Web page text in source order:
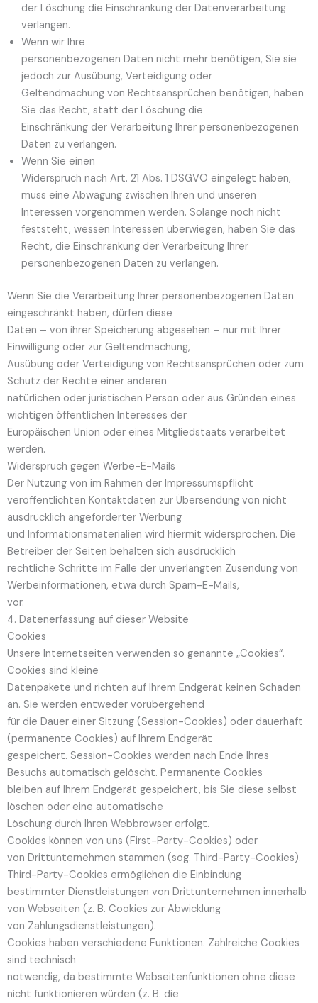
der Löschung die Einschränkung der Datenverarbeitung
verlangen.
Wenn wir Ihre
personenbezogenen Daten nicht mehr benötigen, Sie sie
jedoch zur Ausübung, Verteidigung oder
Geltendmachung von Rechtsansprüchen benötigen, haben
Sie das Recht, statt der Löschung die
Einschränkung der Verarbeitung Ihrer personenbezogenen
Daten zu verlangen.
Wenn Sie einen
Widerspruch nach Art. 21 Abs. 1 DSGVO eingelegt haben,
muss eine Abwägung zwischen Ihren und unseren
Interessen vorgenommen werden. Solange noch nicht
feststeht, wessen Interessen überwiegen, haben Sie das
Recht, die Einschränkung der Verarbeitung Ihrer
personenbezogenen Daten zu verlangen.
Wenn Sie die Verarbeitung Ihrer personenbezogenen Daten
eingeschränkt haben, dürfen diese
Daten – von ihrer Speicherung abgesehen – nur mit Ihrer
Einwilligung oder zur Geltendmachung,
Ausübung oder Verteidigung von Rechtsansprüchen oder zum
Schutz der Rechte einer anderen
natürlichen oder juristischen Person oder aus Gründen eines
wichtigen öffentlichen Interesses der
Europäischen Union oder eines Mitgliedstaats verarbeitet
werden.
Widerspruch gegen Werbe-E-Mails
Der Nutzung von im Rahmen der Impressumspflicht
veröffentlichten Kontaktdaten zur Übersendung von nicht
ausdrücklich angeforderter Werbung
und Informationsmaterialien wird hiermit widersprochen. Die
Betreiber der Seiten behalten sich ausdrücklich
rechtliche Schritte im Falle der unverlangten Zusendung von
Werbeinformationen, etwa durch Spam-E-Mails,
vor.
4. Datenerfassung auf dieser Website
Cookies
Unsere Internetseiten verwenden so genannte „Cookies“.
Cookies sind kleine
Datenpakete und richten auf Ihrem Endgerät keinen Schaden
an. Sie werden entweder vorübergehend
für die Dauer einer Sitzung (Session-Cookies) oder dauerhaft
(permanente Cookies) auf Ihrem Endgerät
gespeichert. Session-Cookies werden nach Ende Ihres
Besuchs automatisch gelöscht. Permanente Cookies
bleiben auf Ihrem Endgerät gespeichert, bis Sie diese selbst
löschen oder eine automatische
Löschung durch Ihren Webbrowser erfolgt.
Cookies können von uns (First-Party-Cookies) oder
von Drittunternehmen stammen (sog. Third-Party-Cookies).
Third-Party-Cookies ermöglichen die Einbindung
bestimmter Dienstleistungen von Drittunternehmen innerhalb
von Webseiten (z. B. Cookies zur Abwicklung
von Zahlungsdienstleistungen).
Cookies haben verschiedene Funktionen. Zahlreiche Cookies
sind technisch
notwendig, da bestimmte Webseitenfunktionen ohne diese
nicht funktionieren würden (z. B. die